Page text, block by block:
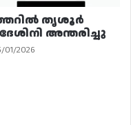
തൃശൂർ
അന്തരിച്ചു
01/2026